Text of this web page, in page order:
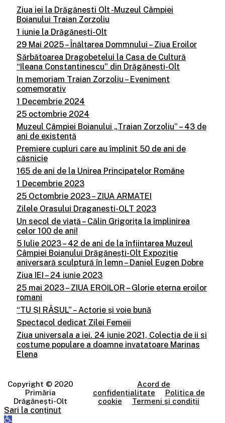
Ziua iei la Drăgănesti Olt -Muzeul Câmpiei
Boianului Traian Zorzoliu
1 iunie la Drăgănești-Olt
29 Mai 2025 – Înălțarea Dommnului – Ziua Eroilor
Sărbătoarea Dragobetelui la Casa de Cultură
“Ileana Constantinescu” din Drăgănești-Olt
In memoriam Traian Zorzoliu – Eveniment
comemorativ
1 Decembrie 2024
25 octombrie 2024
Muzeul Câmpiei Boianului „Traian Zorzoliu” – 43 de
ani de existență
Premiere cupluri care au împlinit 50 de ani de
căsnicie
165 de ani de la Unirea Principatelor Române
1 Decembrie 2023
25 Octombrie 2023 – ZIUA ARMATEI
Zilele Orasului Draganesti-OLT 2023
Un secol de viață – Călin Grigorița la împlinirea
celor 100 de ani!
5 Iulie 2023 – 42 de ani de la înființarea Muzeul
Câmpiei Boianului Drăgănești-Olt Expoziție
aniversară sculptură în lemn – Daniel Eugen Dobre
Ziua IEI – 24 iunie 2023
25 mai 2023 – ZIUA EROILOR – Glorie eterna eroilor
romani
“TU ȘI RÂSUL” – Actorie și voie bună
Spectacol dedicat Zilei Femeii
Ziua universala a iei. 24 iunie 2021, Colectia de ii si
costume populare a doamne invatatoare Marinas
Elena
Copyright © 2020
Primăria
Drăgănești-Olt
Acord de
confidențialitate
Politica de
cookie
Termeni și condiții
Sari la conținut
Deschide